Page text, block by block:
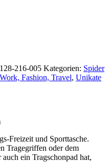
128-216-005 Kategorien: Spider
Fashion, Travel, Unikate
Freizeit und Sporttasche.
Tragegriffen oder dem
ein Tragschonpad hat,